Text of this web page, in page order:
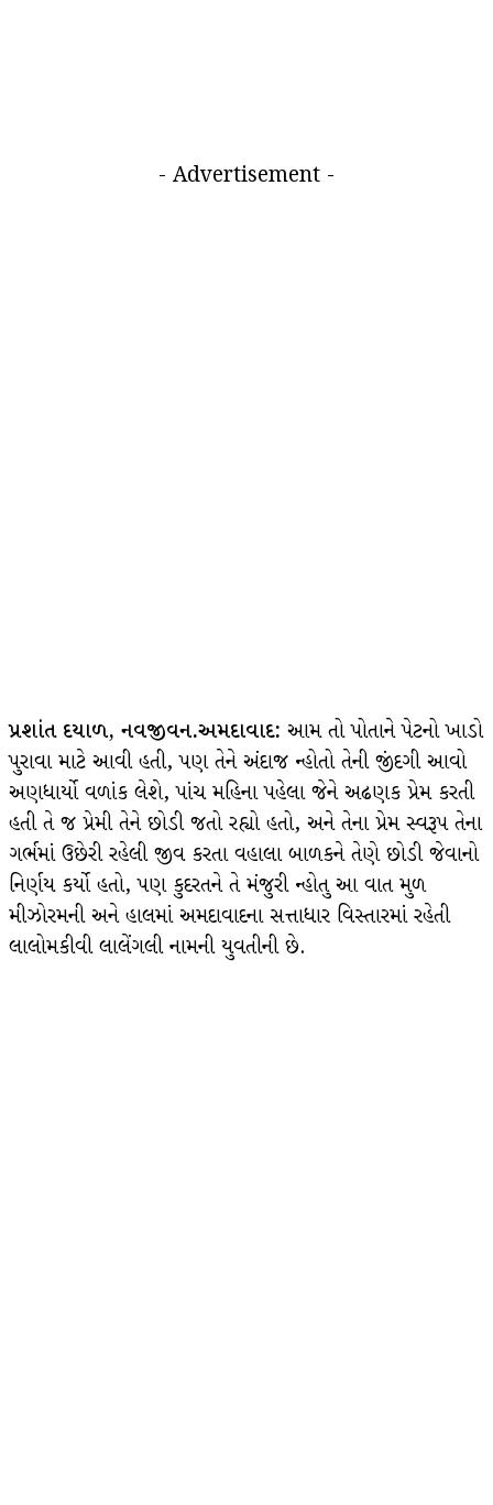
- Advertisement -
પ્રશાંત દયાળ, નવજીવન.અમદાવાદ: આમ તો પોતાને પેટનો ખાડો
પુરાવા માટે આવી હતી, પણ તેને અંદાજ ન્હોતો તેની જીંદગી આવો
અણધાર્યો વળાંક લેશે, પાંચ મહિના પહેલા જેને અઢણક પ્રેમ કરતી
હતી તે જ પ્રેમી તેને છોડી જતો રહ્યો હતો, અને તેના પ્રેમ સ્વરૂપ તેના
ગર્ભમાં ઉછેરી રહેલી જીવ કરતા વહાલા બાળકને તેણે છોડી જેવાનો
નિર્ણય કર્યો હતો, પણ કુદરતને તે મંજુરી ન્હોતુ આ વાત મુળ
મીઝોરમની અને હાલમાં અમદાવાદના સત્તાધાર વિસ્તારમાં રહેતી
લાલોમકીવી લાલેંગલી નામની યુવતીની છે.